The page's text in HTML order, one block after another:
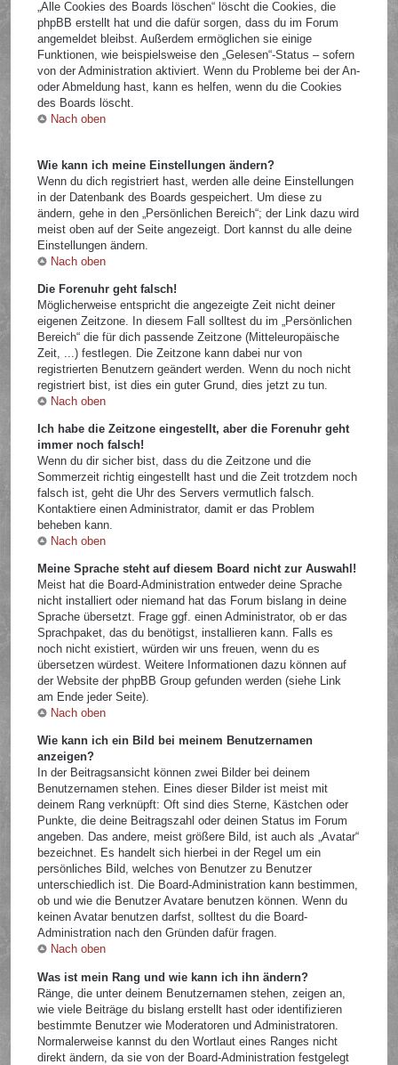
„Alle Cookies des Boards löschen“ löscht die Cookies, die
phpBB erstellt hat und die dafür sorgen, dass du im Forum
angemeldet bleibst. Außerdem ermöglichen sie einige
Funktionen, wie beispielsweise den „Gelesen“-Status – sofern
von der Administration aktiviert. Wenn du Probleme bei der An-
oder Abmeldung hast, kann es helfen, wenn du die Cookies
des Boards löscht.
Nach oben
Wie kann ich meine Einstellungen ändern?
Wenn du dich registriert hast, werden alle deine Einstellungen
in der Datenbank des Boards gespeichert. Um diese zu
ändern, gehe in den „Persönlichen Bereich“; der Link dazu wird
meist oben auf der Seite angezeigt. Dort kannst du alle deine
Einstellungen ändern.
Nach oben
Die Forenuhr geht falsch!
Möglicherweise entspricht die angezeigte Zeit nicht deiner
eigenen Zeitzone. In diesem Fall solltest du im „Persönlichen
Bereich“ die für dich passende Zeitzone (Mitteleuropäische
Zeit, ...) festlegen. Die Zeitzone kann dabei nur von
registrierten Benutzern geändert werden. Wenn du noch nicht
registriert bist, ist dies ein guter Grund, dies jetzt zu tun.
Nach oben
Ich habe die Zeitzone eingestellt, aber die Forenuhr geht
immer noch falsch!
Wenn du dir sicher bist, dass du die Zeitzone und die
Sommerzeit richtig eingestellt hast und die Zeit trotzdem noch
falsch ist, geht die Uhr des Servers vermutlich falsch.
Kontaktiere einen Administrator, damit er das Problem
beheben kann.
Nach oben
Meine Sprache steht auf diesem Board nicht zur Auswahl!
Meist hat die Board-Administration entweder deine Sprache
nicht installiert oder niemand hat das Forum bislang in deine
Sprache übersetzt. Frage ggf. einen Administrator, ob er das
Sprachpaket, das du benötigst, installieren kann. Falls es
noch nicht existiert, würden wir uns freuen, wenn du es
übersetzen würdest. Weitere Informationen dazu können auf
der Website der phpBB Group gefunden werden (siehe Link
am Ende jeder Seite).
Nach oben
Wie kann ich ein Bild bei meinem Benutzernamen
anzeigen?
In der Beitragsansicht können zwei Bilder bei deinem
Benutzernamen stehen. Eines dieser Bilder ist meist mit
deinem Rang verknüpft: Oft sind dies Sterne, Kästchen oder
Punkte, die deine Beitragszahl oder deinen Status im Forum
angeben. Das andere, meist größere Bild, ist auch als „Avatar“
bezeichnet. Es handelt sich hierbei in der Regel um ein
persönliches Bild, welches von Benutzer zu Benutzer
unterschiedlich ist. Die Board-Administration kann bestimmen,
ob und wie die Benutzer Avatare benutzen können. Wenn du
keinen Avatar benutzen darfst, solltest du die Board-
Administration nach den Gründen dafür fragen.
Nach oben
Was ist mein Rang und wie kann ich ihn ändern?
Ränge, die unter deinem Benutzernamen stehen, zeigen an,
wie viele Beiträge du bislang erstellt hast oder identifizieren
bestimmte Benutzer wie Moderatoren und Administratoren.
Normalerweise kannst du den Wortlaut eines Ranges nicht
direkt ändern, da sie von der Board-Administration festgelegt